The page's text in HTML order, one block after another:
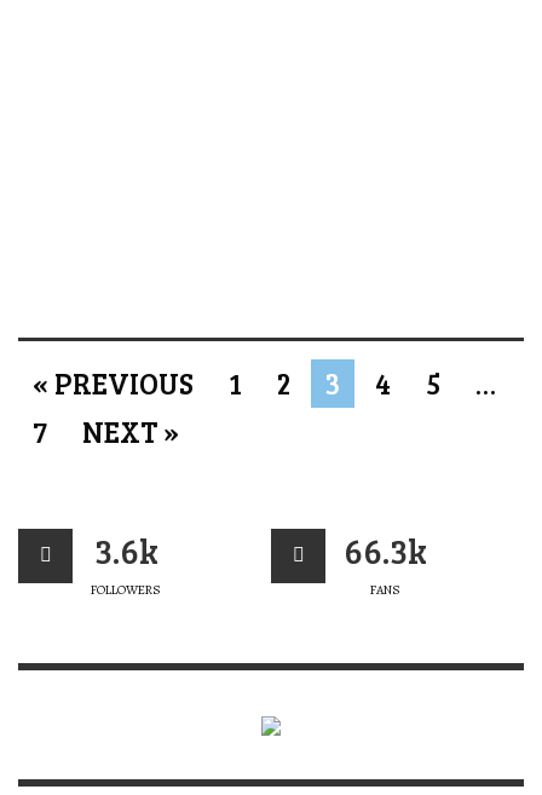
« PREVIOUS 1 2 3 4 5
…
7
NEXT »
3.6k
FOLLOWERS
66.3k
FANS